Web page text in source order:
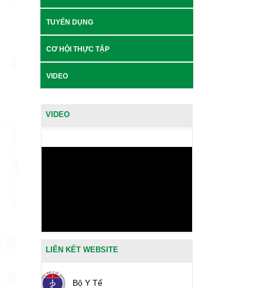
TUYỂN DỤNG
CƠ HỘI THỰC TẬP
VIDEO
VIDEO
LIÊN KẾT WEBSITE
Bộ Y Tế